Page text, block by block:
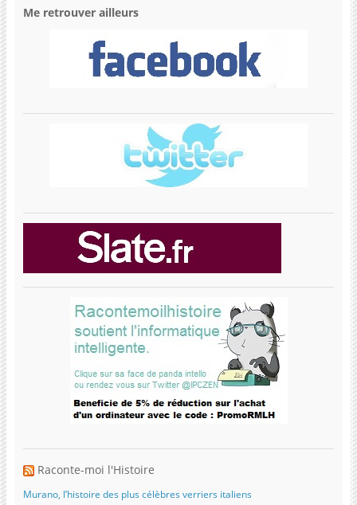
Me retrouver ailleurs
Raconte-moi l'Histoire
Murano, l’histoire des plus célèbres verriers italiens